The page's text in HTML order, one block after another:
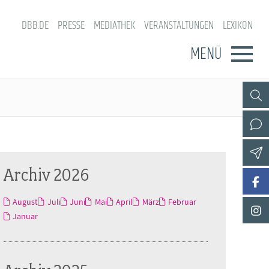
DBB.DE PRESSE MEDIATHEK VERANSTALTUNGEN LEXIKON
MENÜ
Archiv 2026
August Juli Juni Mai April März
Februar
Januar